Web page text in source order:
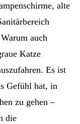
alte
auch
Katze
Es ist
Gefühl hat, in
zu gehen –
die